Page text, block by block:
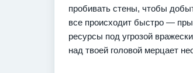
пробивать стены, чтобы
все происходит быстро —
ресурсы под угрозой
над твоей головой мерцает